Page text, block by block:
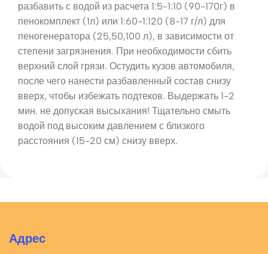
разбавить с водой из расчета 1:5-1:10 (90-170г) в
пенокомплект (1л) или 1:60-1:120 (8-17 г/л) для
пеногенератора (25,50,100 л), в зависимости от
степени загрязнения. При необходимости сбить
верхний слой грязи. Остудить кузов автомобиля,
после чего нанести разбавленный состав снизу
вверх, чтобы избежать подтеков. Выдержать 1-2
мин. не допуская высыхания! Тщательно смыть
водой под высоким давлением с близкого
расстояния (15-20 см) снизу вверх.
Адрес